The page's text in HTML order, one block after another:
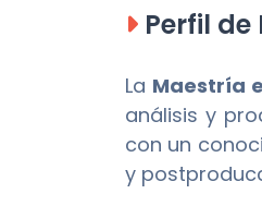
Perfil de
La Maestría
análisis y
con un
y